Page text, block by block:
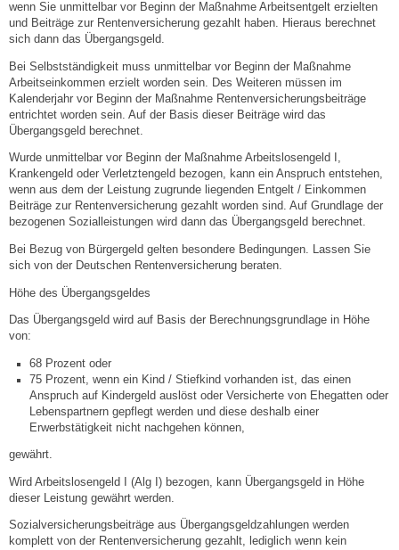
Rathaus
Aktuelles
Gemeindeverwaltung
Mitarbeiter
Stellenangebote
Ortsrecht
Schadensmeldungen
Gemeinderat
Ratsinfo
Gutachterausschuss
wenn Sie unmittelbar vor Beginn der Maßnahme Arbeitsentgelt erzielten
und Beiträge zur Rentenversicherung gezahlt haben. Hieraus berechnet
sich dann das Übergangsgeld.
Bei Selbstständigkeit muss unmittelbar vor Beginn der Maßnahme
Arbeitseinkommen erzielt worden sein. Des Weiteren müssen im
Kalenderjahr vor Beginn der Maßnahme Rentenversicherungsbeiträge
entrichtet worden sein. Auf der Basis dieser Beiträge wird das
Übergangsgeld berechnet.
Wurde unmittelbar vor Beginn der Maßnahme Arbeitslosengeld I,
Krankengeld oder Verletztengeld bezogen, kann ein Anspruch entstehen,
wenn aus dem der Leistung zugrunde liegenden Entgelt / Einkommen
Beiträge zur Rentenversicherung gezahlt worden sind. Auf Grundlage der
bezogenen Sozialleistungen wird dann das Übergangsgeld berechnet.
Bei Bezug von Bürgergeld gelten besondere Bedingungen. Lassen Sie
sich von der Deutschen Rentenversicherung beraten.
Höhe des Übergangsgeldes
Das Übergangsgeld wird auf Basis der Berechnungsgrundlage in Höhe
von:
68 Prozent oder
75 Prozent, wenn ein Kind / Stiefkind vorhanden ist, das einen
Anspruch auf Kindergeld auslöst oder Versicherte von Ehegatten oder
Lebenspartnern gepflegt werden und diese deshalb einer
Erwerbstätigkeit nicht nachgehen können,
gewährt.
Wird Arbeitslosengeld I (Alg I) bezogen, kann Übergangsgeld in Höhe
dieser Leistung gewährt werden.
Sozialversicherungsbeiträge aus Übergangsgeldzahlungen werden
komplett von der Rentenversicherung gezahlt, lediglich wenn kein